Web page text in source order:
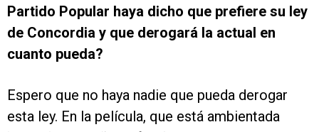
Partido Popular haya dicho que prefiere su ley
de Concordia y que derogará la actual en
cuanto pueda?
Espero que no haya nadie que pueda derogar
esta ley. En la película, que está ambientada